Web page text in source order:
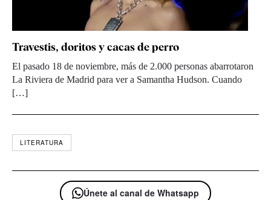
Travestis, doritos y cacas de perro
El pasado 18 de noviembre, más de 2.000 personas abarrotaron
La Riviera de Madrid para ver a Samantha Hudson. Cuando
[…]
LITERATURA
Únete al canal de Whatsapp